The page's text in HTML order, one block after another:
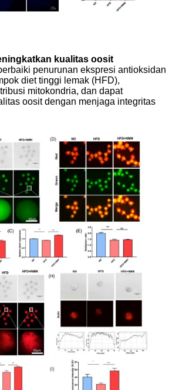
kualitas oosit
penurunan ekspresi antioksidan
diet tinggi lemak (HFD),
mitokondria, dan dapat
oosit dengan menjaga integritas